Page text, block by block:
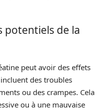
potentiels de la
peut avoir des effets
des troubles
ou des crampes. Cela
ou à une mauvaise